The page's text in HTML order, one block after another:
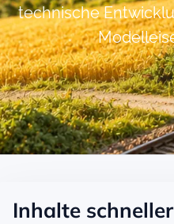
technische
Inhalte